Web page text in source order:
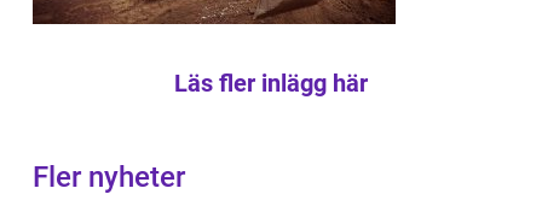
Läs fler inlägg här
Fler nyheter